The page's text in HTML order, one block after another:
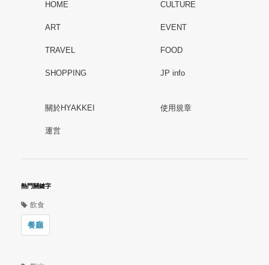
HOME CULTURE
ART EVENT
TRAVEL FOOD
SHOPPING JP info
關於HYAKKEI 使用規章
運営
熱門關鍵字
飲食
餐廳